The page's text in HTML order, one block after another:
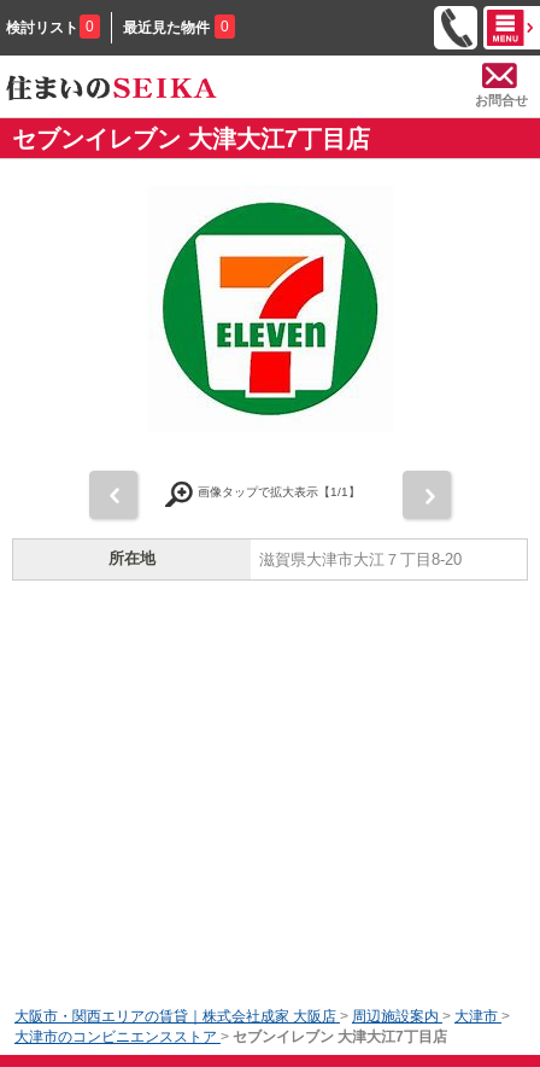
検討リスト 0 最近見た物件 0
お問合せ
セブンイレブン 大津大江7丁目店
画像タップで拡大表示【1/1】
所在地 滋賀県大津市大江７丁目8-20
大阪市・関西エリアの賃貸｜株式会社成家 大阪店 > 周辺施設案内 > 大津市 >
大津市のコンビニエンスストア > セブンイレブン 大津大江7丁目店